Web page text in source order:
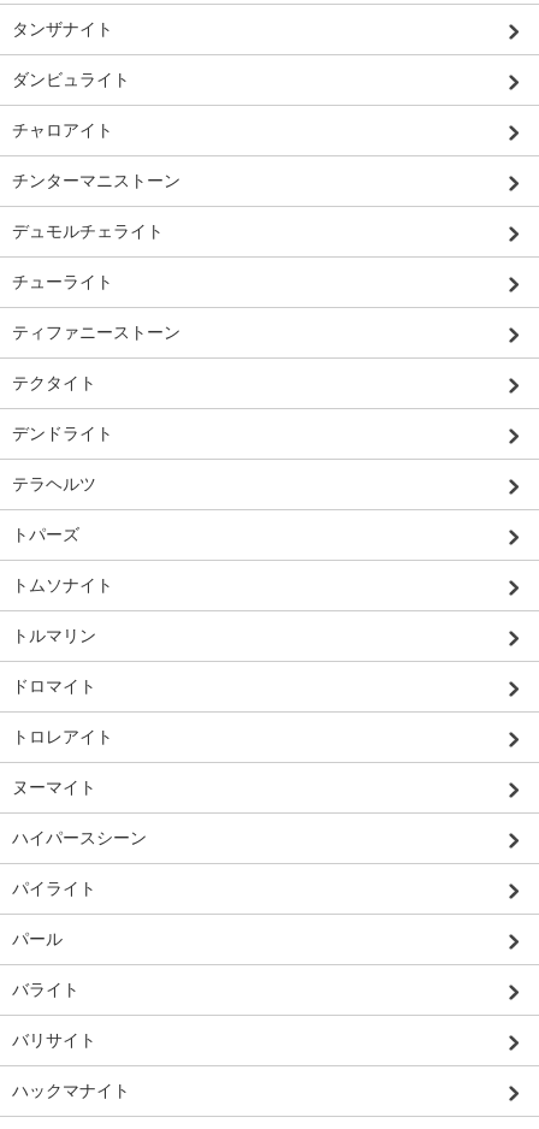
タンザナイト
ダンビュライト
チャロアイト
チンターマニストーン
デュモルチェライト
チューライト
ティファニーストーン
テクタイト
デンドライト
テラヘルツ
トパーズ
トムソナイト
トルマリン
ドロマイト
トロレアイト
ヌーマイト
ハイパースシーン
パイライト
パール
バライト
バリサイト
ハックマナイト